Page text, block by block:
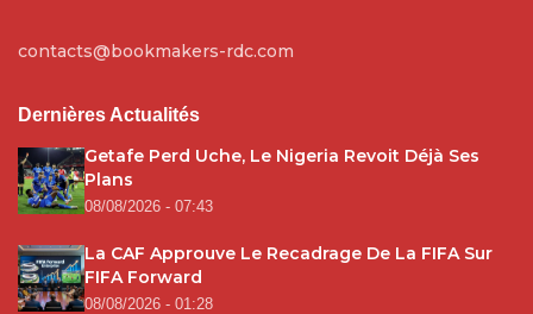
contacts@bookmakers-rdc.com
Dernières Actualités
Getafe Perd Uche, Le Nigeria Revoit Déjà Ses
Plans
08/08/2026 - 07:43
La CAF Approuve Le Recadrage De La FIFA Sur
FIFA Forward
08/08/2026 - 01:28